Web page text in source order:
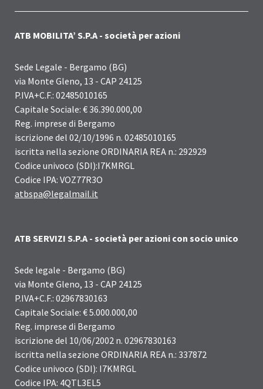
ATB MOBILITA’ S.P.A - società per azioni
Sede Legale - Bergamo (BG)
via Monte Gleno, 13 - CAP 24125
P.IVA+C.F.: 02485010165
Capitale Sociale: € 36.390.000,00
Reg. imprese di Bergamo
iscrizione del 02/10/1996 n. 02485010165
iscritta nella sezione ORDINARIA REA n.: 292929
Codice univoco (SDI):I7KMRGL
Codice IPA: VOZ77R3O
atbspa@legalmail.it
ATB SERVIZI S.P.A - società per azioni con socio unico
Sede legale - Bergamo (BG)
via Monte Gleno, 13 - CAP 24125
P.IVA+C.F.: 02967830163
Capitale Sociale: € 5.000.000,00
Reg. imprese di Bergamo
iscrizione del 10/06/2002 n. 02967830163
iscritta nella sezione ORDINARIA REA n.: 337872
Codice univoco (SDI): I7KMRGL
Codice IPA: 4QTL3EL5